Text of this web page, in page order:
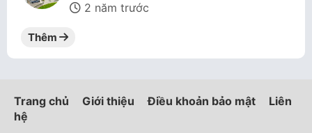
2 năm trước
Thêm
Trang chủ Giới thiệu Điều khoản bảo mật
Liên
hệ